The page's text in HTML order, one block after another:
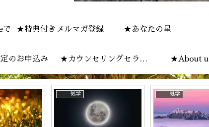
で ★特典付きメルマガ登録 ★あなたの星
のお申込み ★カウンセリングセラピ
ーのお申込み
★About
気学 気学